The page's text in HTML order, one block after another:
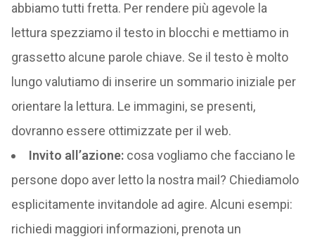
abbiamo tutti fretta. Per rendere più agevole la
lettura spezziamo il testo in blocchi e mettiamo in
grassetto alcune parole chiave. Se il testo è molto
lungo valutiamo di inserire un sommario iniziale per
orientare la lettura. Le immagini, se presenti,
dovranno essere ottimizzate per il web.
Invito all’azione:cosa vogliamo che facciano le
persone dopo aver letto la nostra mail? Chiediamolo
esplicitamente invitandole ad agire. Alcuni esempi:
richiedi maggiori informazioni, prenota un